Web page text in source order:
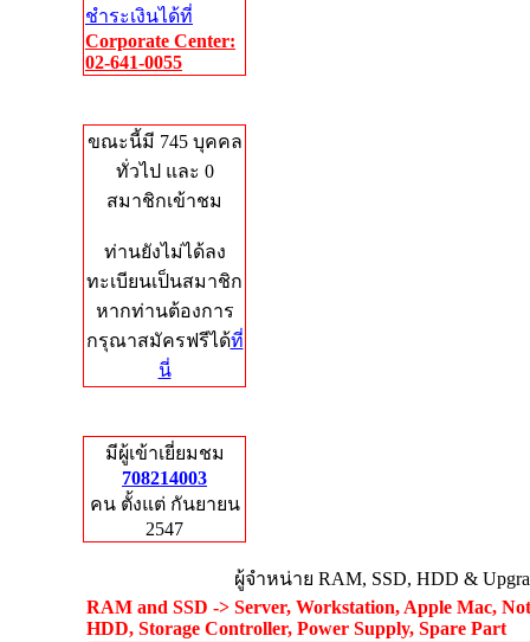
ชำระเงินได้ที่
Corporate Center:
02-641-0055
ขณะนี้มี 745 บุคคล
ทั่วไป และ 0
สมาชิกเข้าชม
ท่านยังไม่ได้ลง
ทะเบียนเป็นสมาชิก
หากท่านต้องการ
กรุณาสมัครฟรีได้ที่
นี่
มีผู้เข้าเยี่ยมชม
708214003
คน ตั้งแต่ กันยายน
2547
ผู้จำหน่าย RAM, SSD, HDD &
RAM and SSD -> Server, Workstation, Apple Mac,
HDD, Storage Controller, Power Supply, Spare Part